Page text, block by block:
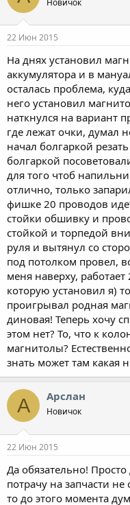
22 Июн 2015
На днях установил
аккумулятора и в
осталась проблема,
него установил
наткнулся на вариант
где лежат очки, думал
начал болгаркой
болгаркой
для того чтоб
отлично, только
фишке 20 проводов
стойки обшивку и
стойкой и торпедой
руля и вытянул со
под потолком провел,
меня наверху,
которую установил я)
проигрывал родная
диновая! Теперь хочу
этом нет? То, что к
магнитолы?
знать может там какая
А Арслан
Новичок
22 Июн 2015
Да обязательно!
потрачу на запчасти
то до этого момента